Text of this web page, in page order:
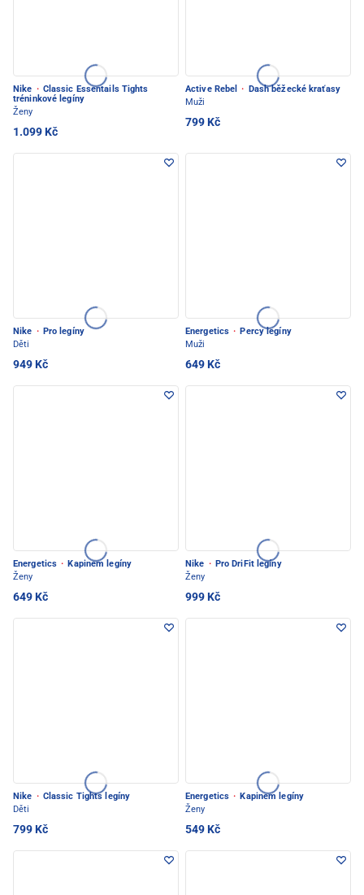
Nike · Classic Essentails Tights
tréninkové legíny
Ženy
1.099 Kč
Active Rebel ·
Dash běžecké kraťasy
Muži
799 Kč
Nike · Pro legíny
Děti
949 Kč
Energetics · Percy legíny
Muži
649 Kč
Energetics · Kapinem legíny
Ženy
649 Kč
Nike · Pro DriFit legíny
Ženy
999 Kč
Nike · Classic Tights legíny
Děti
799 Kč
Energetics · Kapinem legíny
Ženy
549 Kč